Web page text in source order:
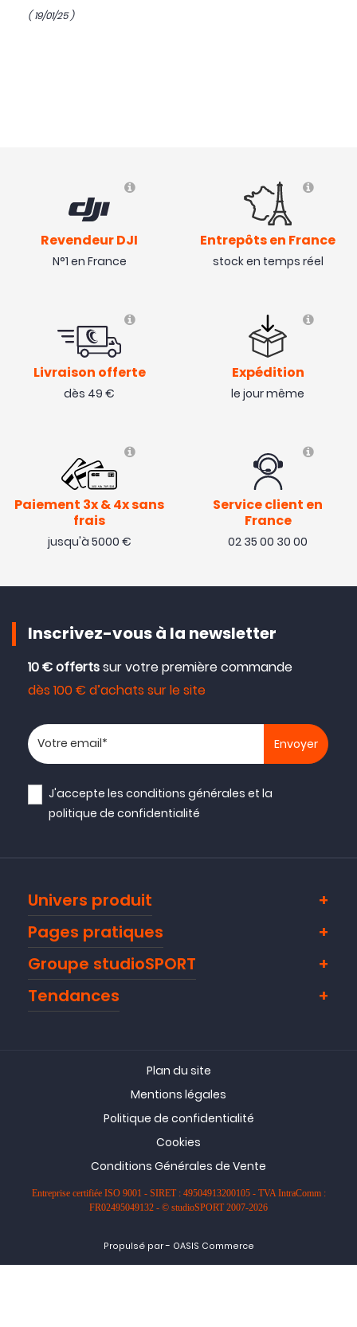
( 19/01/25 )
Revendeur DJI
N°1 en France
Entrepôts en France
stock en temps réel
Livraison offerte
dès 49 €
Expédition
le jour même
Paiement 3x & 4x sans
frais
jusqu'à 5000 €
Service client en
France
02 35 00 30 00
Inscrivez-vous à la newsletter
10 € offertssur votre première commande
dès 100 € d’achats sur le site
Votre adresse email
J'accepte lesconditions générales et la
politique de confidentialité
Univers produit
Pages pratiques
Groupe studioSPORT
Tendances
Plan du site
Mentions légales
Politique de confidentialité
Cookies
Conditions Générales de Vente
Entreprise certifiée ISO 9001 - SIRET : 49504913200105 - TVA IntraComm :
FR02495049132 - © studioSPORT 2007-2026
Propulsé par- OASIS Commerce